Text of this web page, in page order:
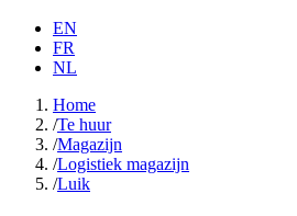
EN
FR
NL
Home
/Te huur
/Magazijn
/Logistiek magazijn
/Luik